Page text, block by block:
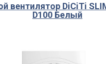
вентилятор DiCiTi
D100 Белый